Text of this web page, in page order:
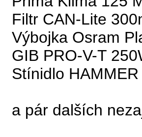
Filtr CAN-Lite
Výbojka Osram
GIB PRO-V-T
Stínidlo
a pár dalších